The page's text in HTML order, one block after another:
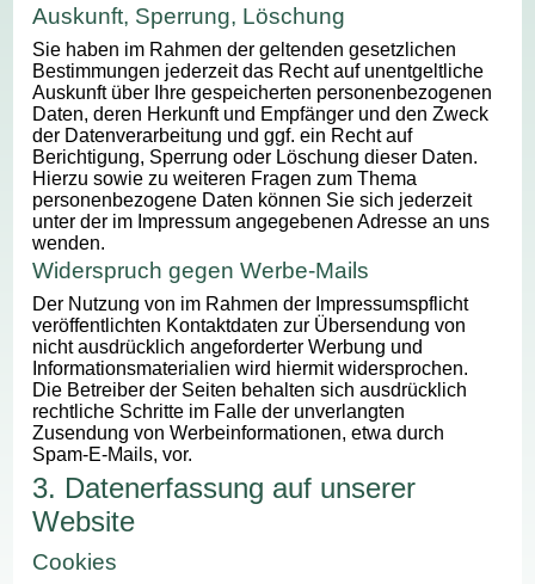
Auskunft, Sperrung, Löschung
Sie haben im Rahmen der geltenden gesetzlichen
Bestimmungen jederzeit das Recht auf unentgeltliche
Auskunft über Ihre gespeicherten personenbezogenen
Daten, deren Herkunft und Empfänger und den Zweck
der Datenverarbeitung und ggf. ein Recht auf
Berichtigung, Sperrung oder Löschung dieser Daten.
Hierzu sowie zu weiteren Fragen zum Thema
personenbezogene Daten können Sie sich jederzeit
unter der im Impressum angegebenen Adresse an uns
wenden.
Widerspruch gegen Werbe-Mails
Der Nutzung von im Rahmen der Impressumspflicht
veröffentlichten Kontaktdaten zur Übersendung von
nicht ausdrücklich angeforderter Werbung und
Informationsmaterialien wird hiermit widersprochen.
Die Betreiber der Seiten behalten sich ausdrücklich
rechtliche Schritte im Falle der unverlangten
Zusendung von Werbeinformationen, etwa durch
Spam-E-Mails, vor.
3. Datenerfassung auf unserer
Website
Cookies